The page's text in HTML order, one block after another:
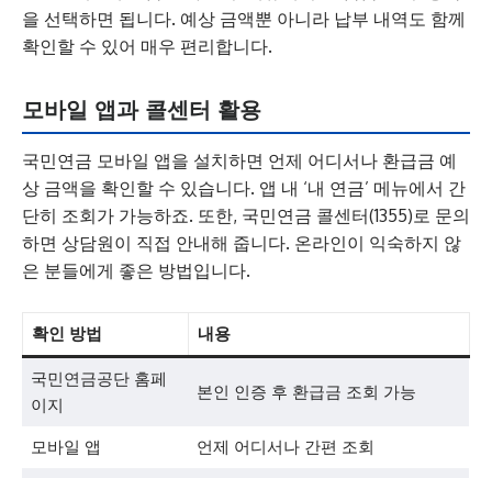
을 선택하면 됩니다. 예상 금액뿐 아니라 납부 내역도 함께
확인할 수 있어 매우 편리합니다.
모바일 앱과 콜센터 활용
국민연금 모바일 앱을 설치하면 언제 어디서나 환급금 예
상 금액을 확인할 수 있습니다. 앱 내 ‘내 연금’ 메뉴에서 간
단히 조회가 가능하죠. 또한, 국민연금 콜센터(1355)로 문의
하면 상담원이 직접 안내해 줍니다. 온라인이 익숙하지 않
은 분들에게 좋은 방법입니다.
확인 방법 내용
국민연금공단 홈페
이지
본인 인증 후 환급금 조회 가능
모바일 앱 언제 어디서나 간편 조회